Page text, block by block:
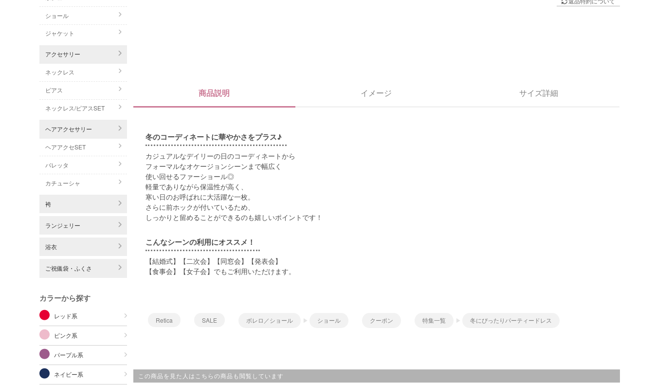
ショール
ジャケット
アクセサリー
ネックレス
ピアス
ネックレス/ピアスSET
ヘアアクセサリー
ヘアアクセSET
バレッタ
カチューシャ
袴
ランジェリー
浴衣
ご祝儀袋・ふくさ
カラーから探す
レッド系
ピンク系
パープル系
ネイビー系
商品説明 イメージ サイズ詳細
冬のコーディネートに華やかさをプラス♪
カジュアルなデイリーの日のコーディネートから
フォーマルなオケージョンシーンまで幅広く
使い回せるファーショール◎
軽量でありながら保温性が高く、
寒い日のお呼ばれに大活躍な一枚。
さらに前ホックが付いているため、
しっかりと留めることができるのも嬉しいポイントです！
こんなシーンの利用にオススメ！
【結婚式】【二次会】【同窓会】【発表会】
【食事会】【女子会】でもご利用いただけます。
Retica SALE ボレロ／ショール ショール クーポン 特集一覧 冬にぴったりパーティードレス
この商品を見た人はこちらの商品も閲覧しています